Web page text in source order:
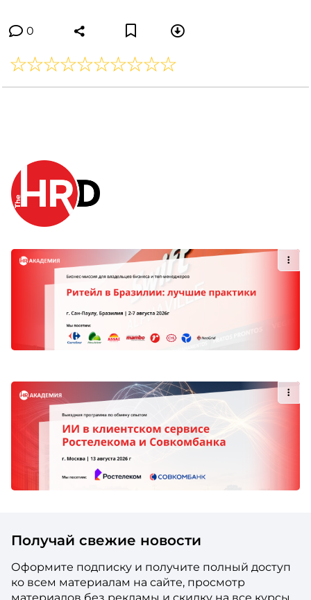
0
Получай свежие новости
Оформите подписку и получите полный доступ
ко всем материалам на сайте, просмотр
материалов без рекламы и скидку на все курсы